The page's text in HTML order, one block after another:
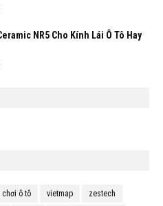
NR5 Cho Kính Lái Ô Tô Hay
chơi ô tô vietmap zestech